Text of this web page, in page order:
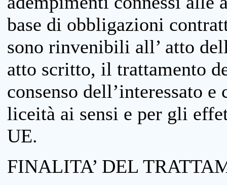
base di obbligazioni
sono rinvenibili all’ atto
atto scritto, il trattamento
consenso dell’interessato
liceità ai sensi e per gli
UE.
FINALITA’ DEL